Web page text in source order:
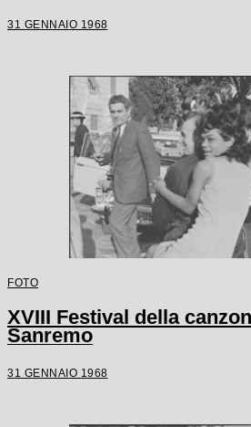
31 GENNAIO 1968
FOTO
XVIII Festival della
Sanremo
31 GENNAIO 1968